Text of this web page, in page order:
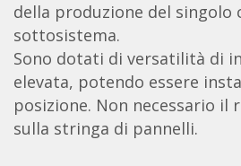
della produzione del singolo
sottosistema.
Sono dotati di versatilità di
elevata, potendo essere
posizione. Non necessario il
sulla stringa di pannelli.